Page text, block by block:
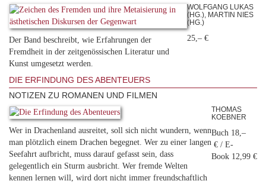
Der Band beschreibt, wie Erfahrungen der
Fremdheit in der zeitgenössischen Literatur und
Kunst umgesetzt werden.
WOLFGANG LUKAS
(HG.), MARTIN NIES
(HG.)
25,– €
DIE ERFINDUNG DES ABENTEUERS
NOTIZEN ZU ROMANEN UND FILMEN
Wer in Drachenland ausreitet, soll sich nicht wundern, wenn
man plötzlich einem Drachen begegnet. Wer zu einer langen
Seefahrt aufbricht, muss darauf gefasst sein, dass
gelegentlich ein Sturm ausbricht. Wer fremde Welten
kennen lernen will, wird dort nicht immer freundschaftlich
THOMAS
KOEBNER
Buch 18,–
€ / E-
Book 12,99 €